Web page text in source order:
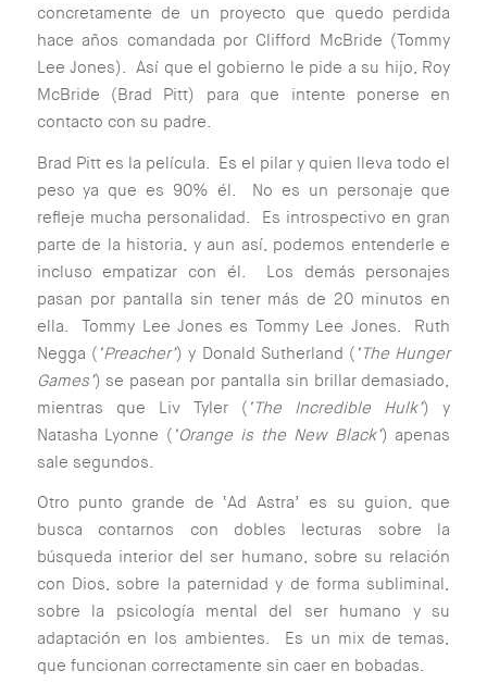
concretamente de un proyecto que quedo perdida
hace años comandada por Clifford McBride (Tommy
Lee Jones). Así que el gobierno le pide a su hijo, Roy
McBride (Brad Pitt) para que intente ponerse en
contacto con su padre.
Brad Pitt es la película. Es el pilar y quien lleva todo el
peso ya que es 90% él. No es un personaje que
refleje mucha personalidad. Es introspectivo en gran
parte de la historia, y aun así, podemos entenderle e
incluso empatizar con él. Los demás personajes
pasan por pantalla sin tener más de 20 minutos en
ella. Tommy Lee Jones es Tommy Lee Jones. Ruth
Negga ( ‘Preacher’) y Donald Sutherland ( ‘The Hunger
Games’) se pasean por pantalla sin brillar demasiado,
mientras que Liv Tyler ( ‘The Incredible Hulk’) y
Natasha Lyonne ( ‘Orange is the New Black’) apenas
sale segundos.
Otro punto grande de ‘Ad Astra’ es su guion, que
busca contarnos con dobles lecturas sobre la
búsqueda interior del ser humano, sobre su relación
con Dios, sobre la paternidad y de forma subliminal,
sobre la psicología mental del ser humano y su
adaptación en los ambientes. Es un mix de temas,
que funcionan correctamente sin caer en bobadas.